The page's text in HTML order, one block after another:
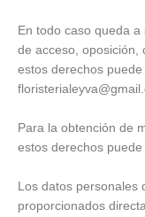
En todo caso queda
de acceso, oposición,
estos derechos
Para la obtención de
estos derechos
Los datos personales
proporcionados